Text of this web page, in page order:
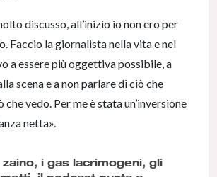
discusso, all’inizio io non ero per
Faccio la giornalista nella vita e nel
a essere più oggettiva possibile, a
scena e a non parlare di ciò che
che vedo. Per me è stata un’inversione
netta».
i gas lacrimogeni, gli